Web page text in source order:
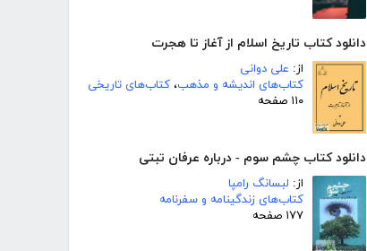
دانلود کتاب تاریخ اسلام از آغاز تا هجرت
از: علی دوانی
کتاب‌های اندیشه و مذهب، کتاب‌های تاریخی
۱۱۰ صفحه
دانلود کتاب چشم سوم - درباره عرفان تبتی
از: لبسانگ رامپا
کتاب‌های زندگینامه و سفرنامه
۱۷۷ صفحه